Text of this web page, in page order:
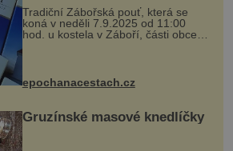
Tradiční Zábořská pouť, která se
koná v neděli 7.9.2025 od 11:00
hod. u kostela v Záboří, části obce
Kly u Mělníka. V programu naleznete
komentovanou prohlídku kostela,
epochanacestach.cz
Gruzínské masové knedlíčky